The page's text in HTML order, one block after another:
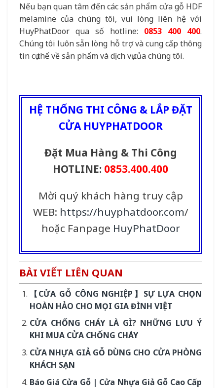
Nếu bạn quan tâm đến các sản phẩm cửa gỗ HDF
melamine của chúng tôi, vui lòng liên hệ với
HuyPhatDoor qua số hotline: 0853 400 400.
Chúng tôi luôn sẵn lòng hỗ trợ và cung cấp thông
tin cụ thể về sản phẩm và dịch vụ của chúng tôi.
HỆ THỐNG THI CÔNG & LẮP ĐẶT
CỬA HUYPHATDOOR
Đặt Mua Hàng & Thi Công
HOTLINE: 0853.400.400
Mời quý khách hàng truy cập
WEB: https://huyphatdoor.com/
hoặc Fanpage HuyPhatDoor
BÀI VIẾT LIÊN QUAN
【CỬA GỖ CÔNG NGHIỆP】SỰ LỰA CHỌN
HOÀN HẢO CHO MỌI GIA ĐÌNH VIỆT
CỬA CHỐNG CHÁY LÀ GÌ? NHỮNG LƯU Ý
KHI MUA CỬA CHỐNG CHÁY
CỬA NHỰA GIẢ GỖ DÙNG CHO CỬA PHÒNG
KHÁCH SẠN
Báo Giá Cửa Gỗ | Cửa Nhựa Giả Gỗ Cao Cấp